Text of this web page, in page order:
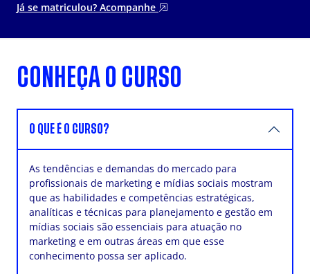
Já se matriculou? Acompanhe
CONHEÇA O CURSO
O QUE É O CURSO?
As tendências e demandas do mercado para
profissionais de marketing e mídias sociais mostram
que as habilidades e competências estratégicas,
analíticas e técnicas para planejamento e gestão em
mídias sociais são essenciais para atuação no
marketing e em outras áreas em que esse
conhecimento possa ser aplicado.